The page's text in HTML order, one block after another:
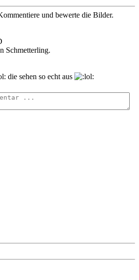
und bewerte die Bilder.
Schmetterling.
die sehen so echt aus